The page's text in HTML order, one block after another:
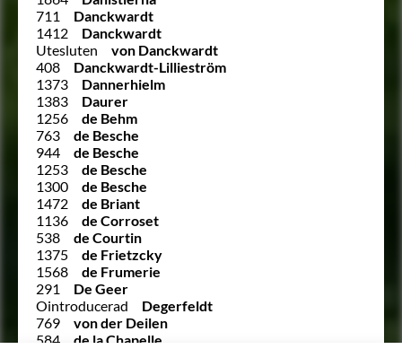
711
Danckwardt
1412
Danckwardt
Utesluten
von Danckwardt
408
Danckwardt-Lillieström
1373
Dannerhielm
1383
Daurer
1256
de Behm
763
de Besche
944
de Besche
1253
de Besche
1300
de Besche
1472
de Briant
1136
de Corroset
538
de Courtin
1375
de Frietzcky
1568
de Frumerie
291
De Geer
Ointroducerad
Degerfeldt
769
von der Deilen
584
de la Chapelle